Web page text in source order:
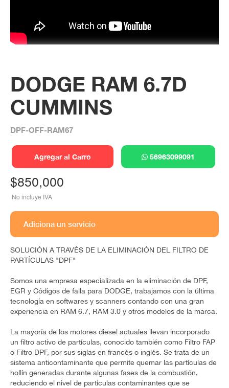
DODGE RAM 6.7D
CUMMINS
DPF-OFF-RAM67
Agregar al Carro 56963099091
$850,000
No incluye IVA
SOLUCIÓN A TRAVÉS DE LA ELIMINACIÓN DEL FILTRO DE
PARTÍCULAS "DPF"
Somos una empresa especializada en la eliminación de DPF,
EGR y Códigos de falla para DODGE, trabajamos con la última
tecnología en softwares y scanners contando con una gran
experiencia en RAM 6.7, RAM 3.0 y otros modelos de la marca.
La mayoría de los motores diesel actuales llevan incorporado
un filtro activo de partículas, conocido también como Filtro FAP
o Filtro DPF, por sus siglas en francés o inglés. Se trata de un
sistema anticontaminante que permite quemar las partículas de
hollín generadas durante algunas fases de la combustión,
reduciendo el nivel de partículas contaminantes que se